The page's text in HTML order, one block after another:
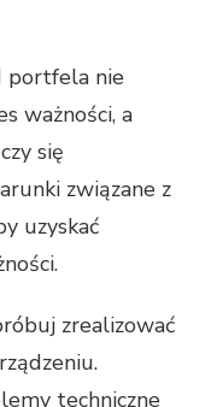
portfela nie
ważności, a
się
związane z
uzyskać
zrealizować
techniczne